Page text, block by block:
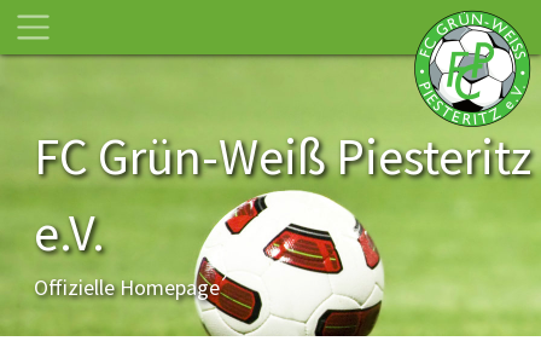
FC Grün-Weiß Piesteritz
e.V.
Offizielle Homepage